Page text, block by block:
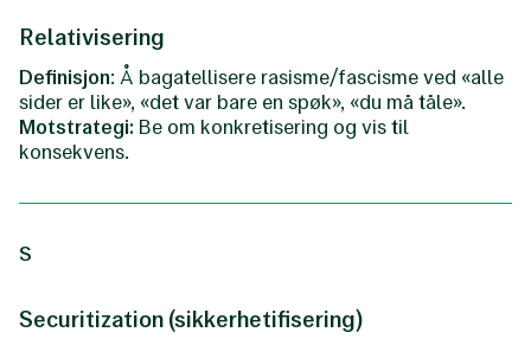
Relativisering
Definisjon: Å bagatellisere rasisme/fascisme ved «alle
sider er like», «det var bare en spøk», «du må tåle».
Motstrategi: Be om konkretisering og vis til
konsekvens.
S
Securitization (sikkerhetifisering)